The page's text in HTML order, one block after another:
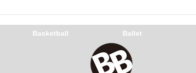
Basketball Ballet